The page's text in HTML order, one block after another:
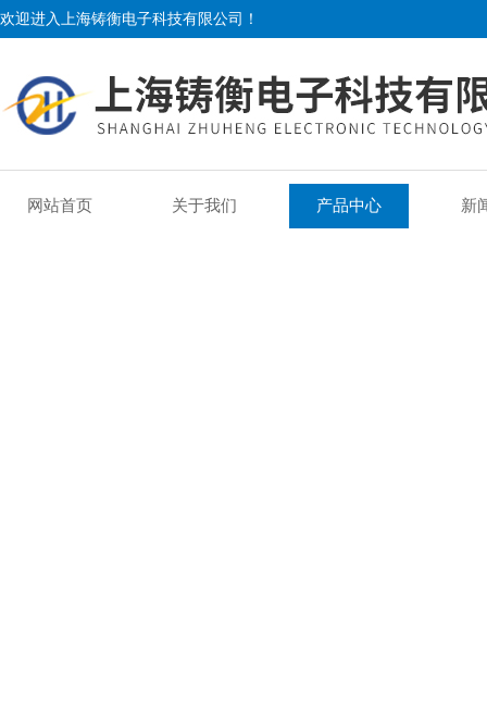
欢迎进入上海铸衡电子科技有限公司！
网站首页 关于我们 产品中心 新